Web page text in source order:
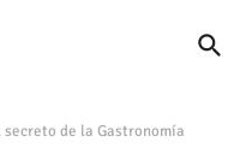
de la Gastronomía